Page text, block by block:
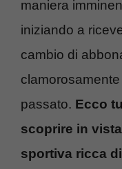
maniera
iniziando a
cambio di
passato. Ecco
scoprire in
sportiva ricca